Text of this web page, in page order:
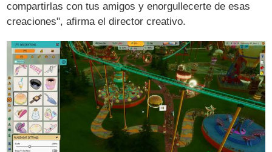
compartirlas con tus amigos y enorgullecerte de esas
creaciones", afirma el director creativo.